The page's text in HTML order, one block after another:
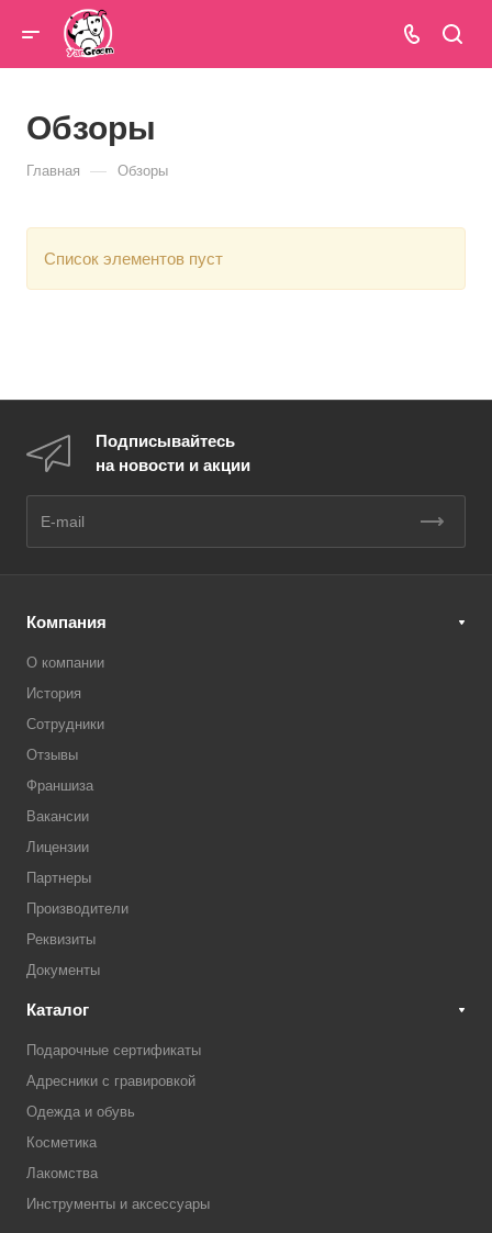
Обзоры
Главная — Обзоры
Список элементов пуст
Подписывайтесь
на новости и акции
Компания
О компании
История
Сотрудники
Отзывы
Франшиза
Вакансии
Лицензии
Партнеры
Производители
Реквизиты
Документы
Каталог
Подарочные сертификаты
Адресники с гравировкой
Одежда и обувь
Косметика
Лакомства
Инструменты и аксессуары